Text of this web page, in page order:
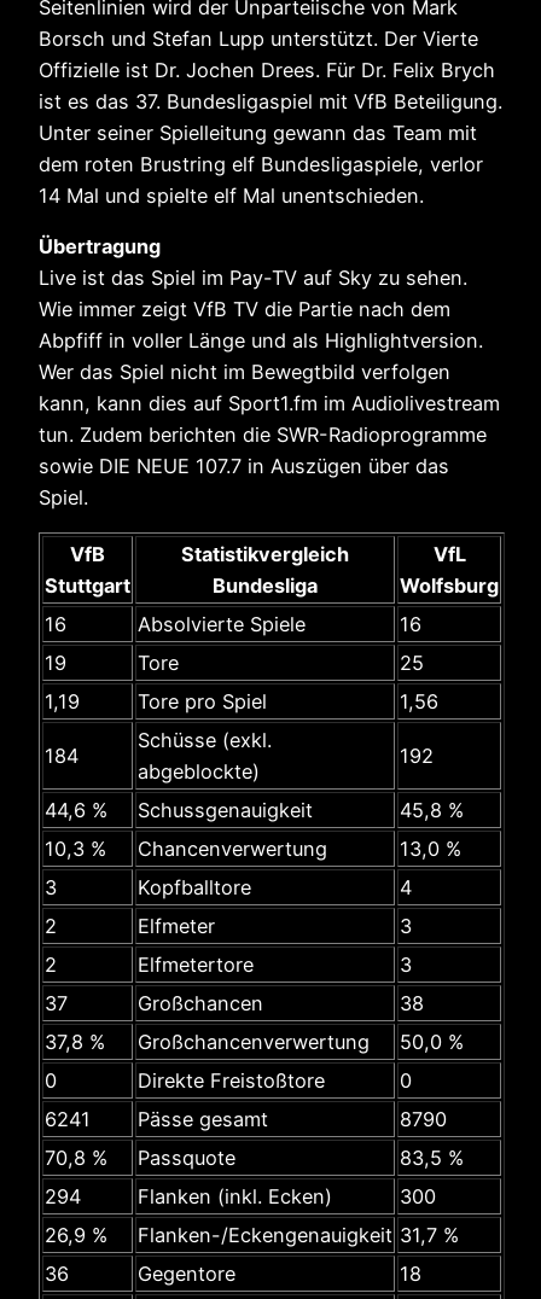
Seitenlinien wird der Unparteiische von Mark
Borsch und Stefan Lupp unterstützt. Der Vierte
Offizielle ist Dr. Jochen Drees. Für Dr. Felix Brych
ist es das 37. Bundesligaspiel mit VfB Beteiligung.
Unter seiner Spielleitung gewann das Team mit
dem roten Brustring elf Bundesligaspiele, verlor
14 Mal und spielte elf Mal unentschieden.
Übertragung
Live ist das Spiel im Pay-TV auf Sky zu sehen.
Wie immer zeigt VfB TV die Partie nach dem
Abpfiff in voller Länge und als Highlightversion.
Wer das Spiel nicht im Bewegtbild verfolgen
kann, kann dies auf Sport1.fm im Audiolivestream
tun. Zudem berichten die SWR-Radioprogramme
sowie DIE NEUE 107.7 in Auszügen über das
Spiel.
VfB
Stuttgart
Statistikvergleich
Bundesliga
VfL
Wolfsburg
16
Absolvierte Spiele
16
19
Tore
25
1,19
Tore pro Spiel 1,56
184
Schüsse (exkl.
abgeblockte)
192
44,6 % Schussgenauigkeit
45,8 %
10,3 %
Chancenverwertung
13,0 %
3
Kopfballtore
4
2
Elfmeter
3
2
Elfmetertore
3
37
Großchancen
38
37,8 %
Großchancenverwertung
50,0 %
0
Direkte Freistoßtore
0
6241
Pässe gesamt
8790
70,8 %
Passquote
83,5 %
294
Flanken (inkl. Ecken)
300
26,9 %
Flanken-/Eckengenauigkeit 31,7 %
36
Gegentore
18